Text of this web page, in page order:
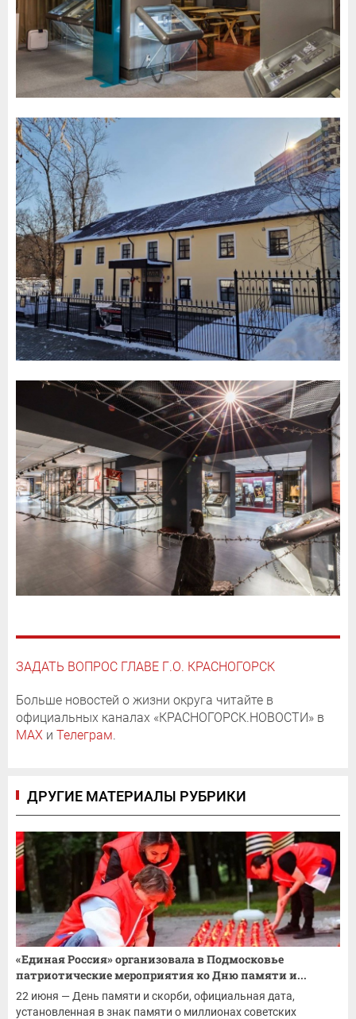
ЗАДАТЬ ВОПРОС ГЛАВЕ Г.О. КРАСНОГОРСК
Больше новостей о жизни округа читайте в
официальных каналах «КРАСНОГОРСК.НОВОСТИ» в
MAX и Телеграм.
ДРУГИЕ МАТЕРИАЛЫ РУБРИКИ
«Единая Россия» организовала в Подмосковье
патриотические мероприятия ко Дню памяти и...
22 июня — День памяти и скорби, официальная дата,
установленная в знак памяти о миллионах советских